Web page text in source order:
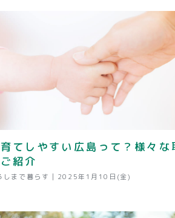
てしやすい広島って？様々な
紹介
しまで暮らす | 2025年1月10日(金)